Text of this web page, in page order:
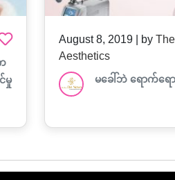
မှု
August 8, 2019 | by
Aesthetics
မခေါ်ဘဲ ရောက်